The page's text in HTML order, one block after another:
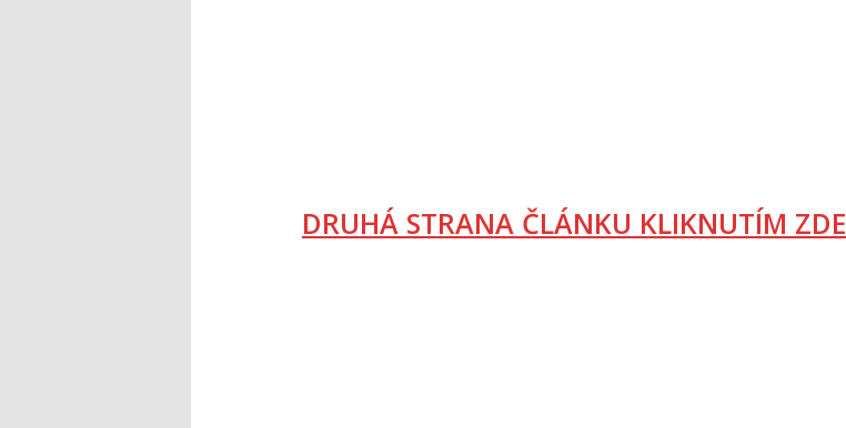
DRUHÁ STRANA ČLÁNKU KLIKNUTÍM ZDE